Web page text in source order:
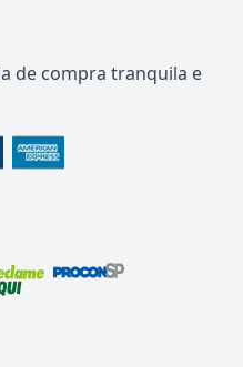
de compra tranquila e